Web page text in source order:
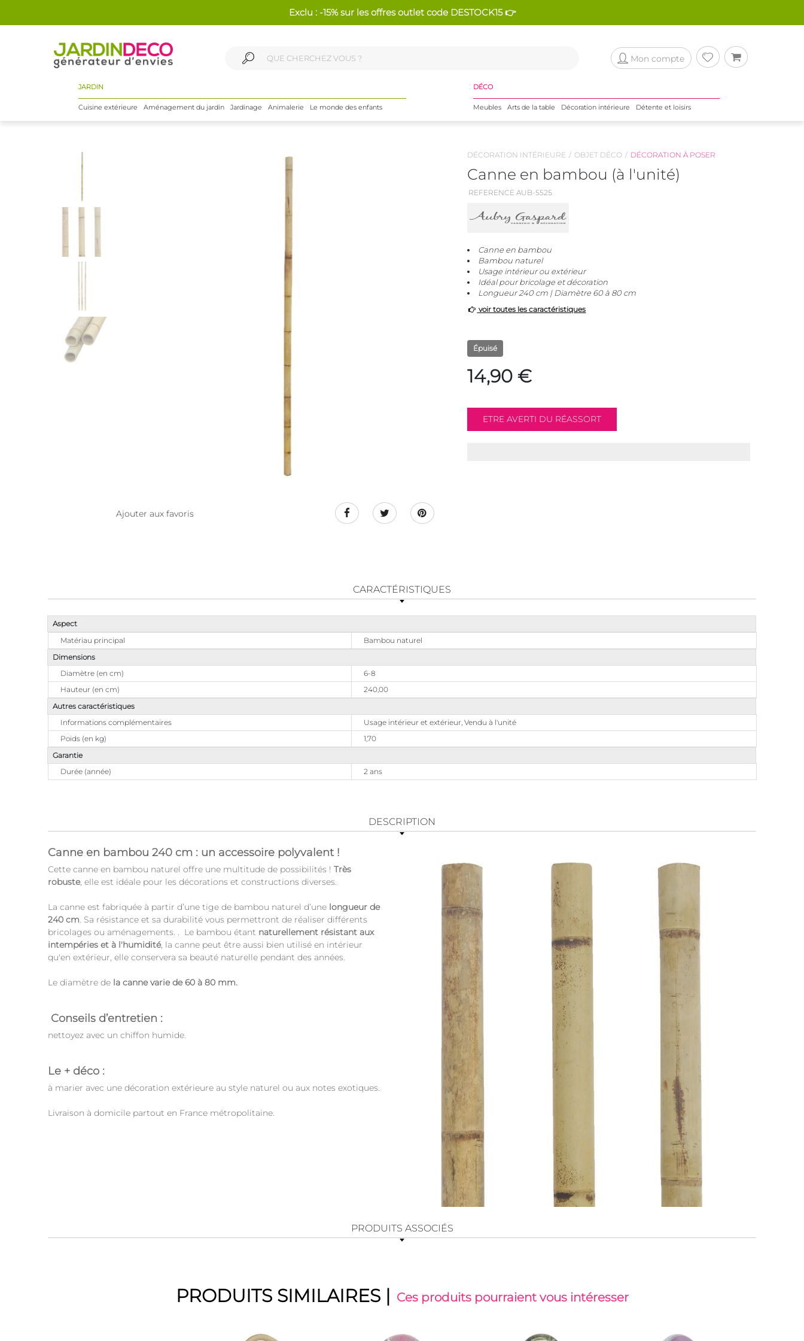
Exclu : -15% sur les offres outlet code DESTOCK15 👉
Mon compte
JARDIN
Cuisine extérieure Aménagement du jardin Jardinage Animalerie Le monde des enfants
DÉCO
Meubles Arts de la table Décoration intérieure Détente et loisirs
Ajouter aux favoris
DÉCORATION INTÉRIEURE OBJET DÉCO DÉCORATION À POSER
Canne en bambou (à l'unité)
REFERENCE AUB-5525
Canne en bambou
Bambou naturel
Usage intérieur ou extérieur
Idéal pour bricolage et décoration
Longueur 240 cm | Diamètre 60 à 80 cm
voir toutes les caractéristiques
Épuisé
14,90 €
CARACTÉRISTIQUES
Aspect
Matériau principal
Bambou naturel
Dimensions
Diamètre (en cm)
6-8
Hauteur (en cm)
240,00
Autres caractéristiques
Informations complémentaires
Usage intérieur et extérieur, Vendu à l'unité
Poids (en kg)
1,70
Garantie
Durée (année)
2 ans
DESCRIPTION
Canne en bambou 240 cm : un accessoire polyvalent !
Cette canne en bambou naturel offre une multitude de possibilités ! Très
robuste, elle est idéale pour les décorations et constructions diverses.
La canne est fabriquée à partir d’une tige de bambou naturel d’une longueur de
240 cm . Sa résistance et sa durabilité vous permettront de réaliser différents
bricolages ou aménagements. . Le bambou étant naturellement résistant aux
intempéries et à l'humidité, la canne peut être aussi bien utilisé en intérieur
qu'en extérieur, elle conservera sa beauté naturelle pendant des années.
Le diamètre de la canne varie de 60 à 80 mm.
Conseils d’entretien :
nettoyez avec un chiffon humide.
Le + déco :
à marier avec une décoration extérieure au style naturel ou aux notes exotiques.
Livraison à domicile partout en France métropolitaine.
PRODUITS ASSOCIÉS
PRODUITS SIMILAIRES | Ces produits pourraient vous intéresser